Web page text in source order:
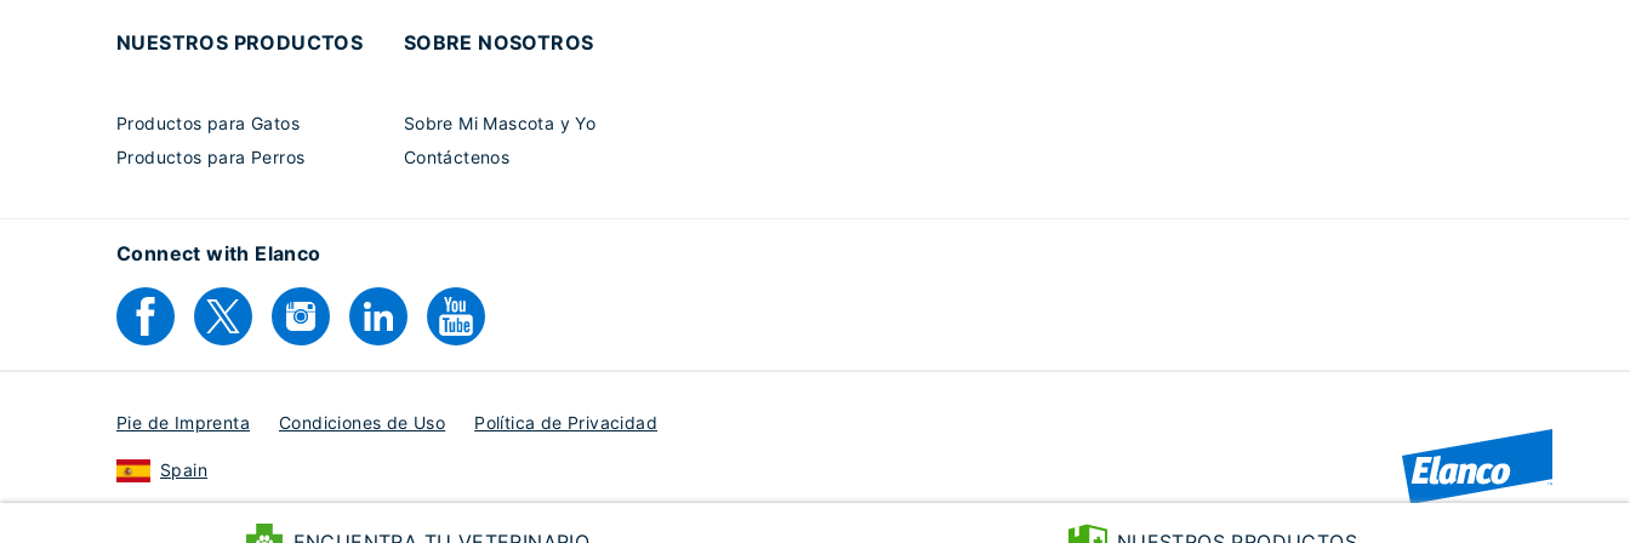
NUESTROS PRODUCTOS
Productos para Gatos
Productos para Perros
SOBRE NOSOTROS
Sobre Mi Mascota y Yo
Contáctenos
Connect with Elanco
Pie de Imprenta Condiciones de Uso Política de Privacidad
Spain
© 2025 Elanco or its affiliates 2025